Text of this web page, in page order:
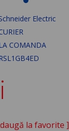
Electric
COMANDA
la favorite ]